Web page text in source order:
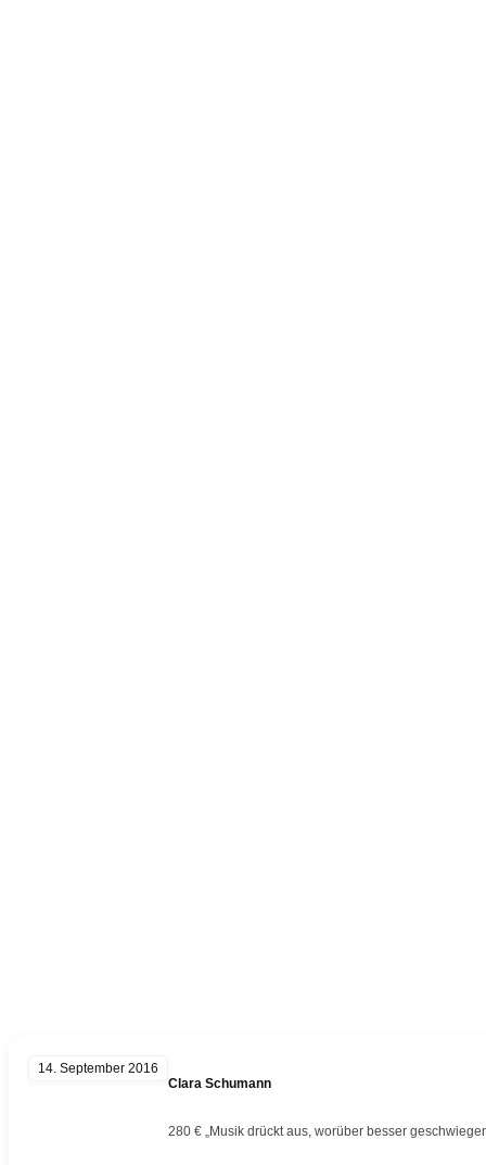
14. September 2016
Clara Schumann
280 € „Musik drückt aus, worüber besser